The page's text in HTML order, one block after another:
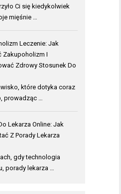
Ci się kiedykolwiek
mięśnie …
Leczenie: Jak
Zakupoholizm I
Zdrowy Stosunek Do
które dotyka coraz
prowadząc …
Lekarza Online: Jak
Z Porady Lekarza
gdy technologia
porady lekarza …